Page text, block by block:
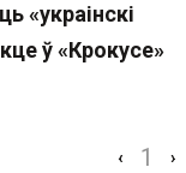
«украінскі
ў «Крокусе»
‹ 1 ›